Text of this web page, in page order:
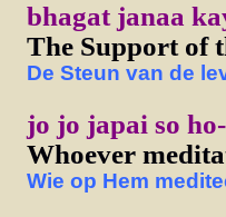
bhagat janaa
The Support of
De Steun van de
jo jo japai so
Whoever
Wie op Hem